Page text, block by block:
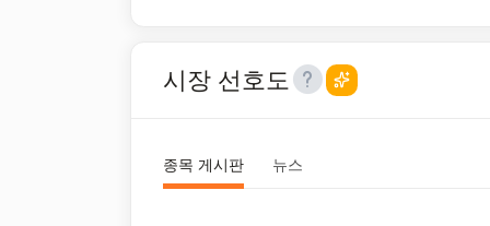
시장 선호도
종목 게시판 뉴스